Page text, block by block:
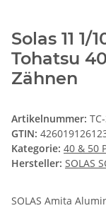
Solas 11
Tohatsu
Zähnen
Artikelnummer:
GTIN:
Kategorie: 40 & 50
Hersteller: SOLAS
SOLAS Amita